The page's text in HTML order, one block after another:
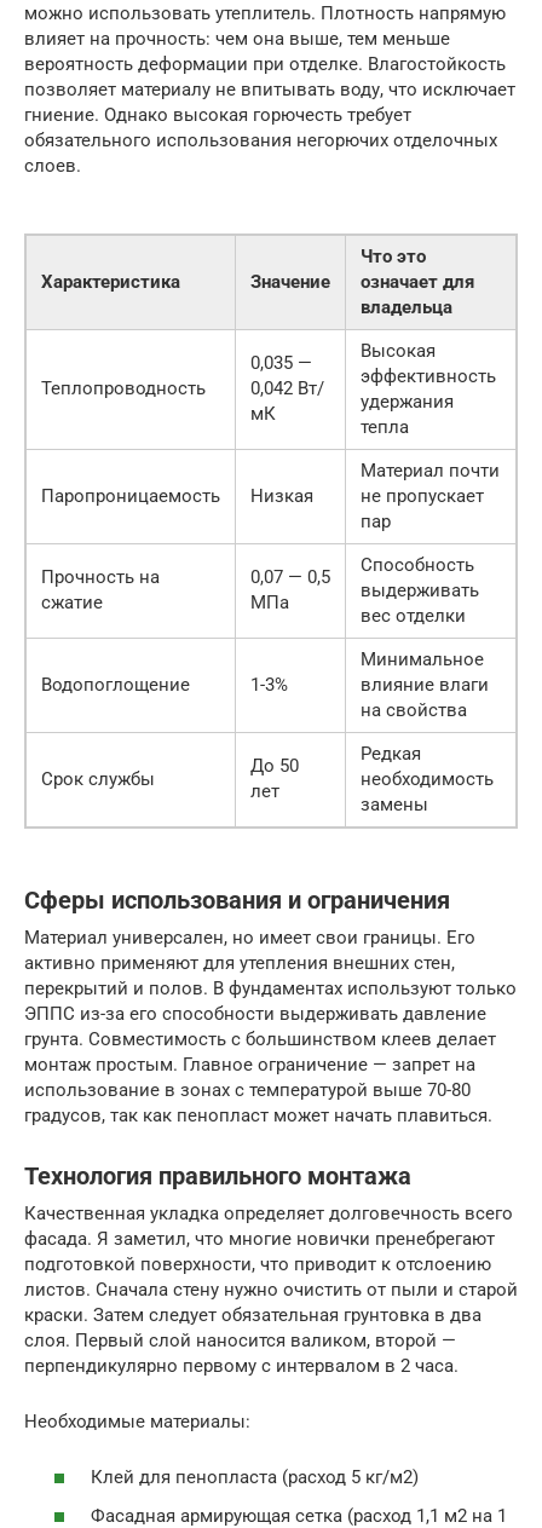
можно использовать утеплитель. Плотность напрямую
влияет на прочность: чем она выше, тем меньше
вероятность деформации при отделке. Влагостойкость
позволяет материалу не впитывать воду, что исключает
гниение. Однако высокая горючесть требует
обязательного использования негорючих отделочных
слоев.
Характеристика Значение
Что это
означает для
владельца
Теплопроводность
0,035 —
0,042 Вт/
мК
Высокая
эффективность
удержания
тепла
Паропроницаемость Низкая
Материал почти
не пропускает
пар
Прочность на
сжатие
0,07 — 0,5
МПа
Способность
выдерживать
вес отделки
Водопоглощение 1-3%
Минимальное
влияние влаги
на свойства
Срок службы
До 50
лет
Редкая
необходимость
замены
Сферы использования и ограничения
Материал универсален, но имеет свои границы. Его
активно применяют для утепления внешних стен,
перекрытий и полов. В фундаментах используют только
ЭППС из-за его способности выдерживать давление
грунта. Совместимость с большинством клеев делает
монтаж простым. Главное ограничение — запрет на
использование в зонах с температурой выше 70-80
градусов, так как пенопласт может начать плавиться.
Технология правильного монтажа
Качественная укладка определяет долговечность всего
фасада. Я заметил, что многие новички пренебрегают
подготовкой поверхности, что приводит к отслоению
листов. Сначала стену нужно очистить от пыли и старой
краски. Затем следует обязательная грунтовка в два
слоя. Первый слой наносится валиком, второй —
перпендикулярно первому с интервалом в 2 часа.
Необходимые материалы:
Клей для пенопласта (расход 5 кг/м2)
Фасадная армирующая сетка (расход 1,1 м2 на 1